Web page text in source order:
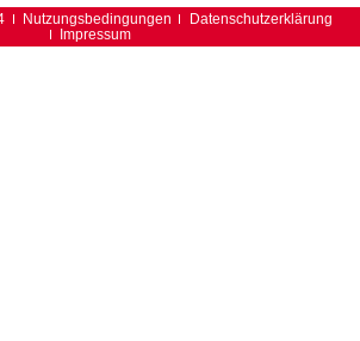
Nutzungsbedingungen
Datenschutzerklärung
Impressum